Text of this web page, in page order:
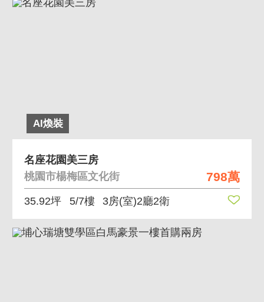
AI煥裝
798萬
名座花園美三房
桃園市楊梅區文化街
35.92坪 5/7樓 3房(室)2廳2衛